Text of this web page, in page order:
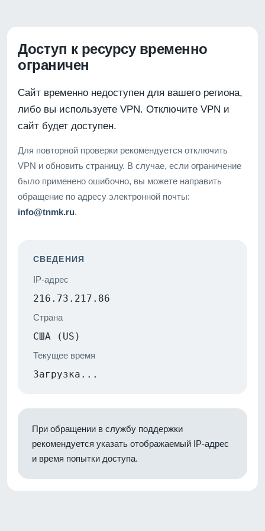
Доступ к ресурсу временно
ограничен
Сайт временно недоступен для вашего региона,
либо вы используете VPN. Отключите VPN и
сайт будет доступен.
Для повторной проверки рекомендуется отключить
VPN и обновить страницу. В случае, если ограничение
было применено ошибочно, вы можете направить
обращение по адресу электронной почты:
info@tnmk.ru.
СВЕДЕНИЯ
IP-адрес
216.73.217.86
Страна
США (US)
Текущее время
Загрузка...
При обращении в службу поддержки
рекомендуется указать отображаемый IP-адрес
и время попытки доступа.